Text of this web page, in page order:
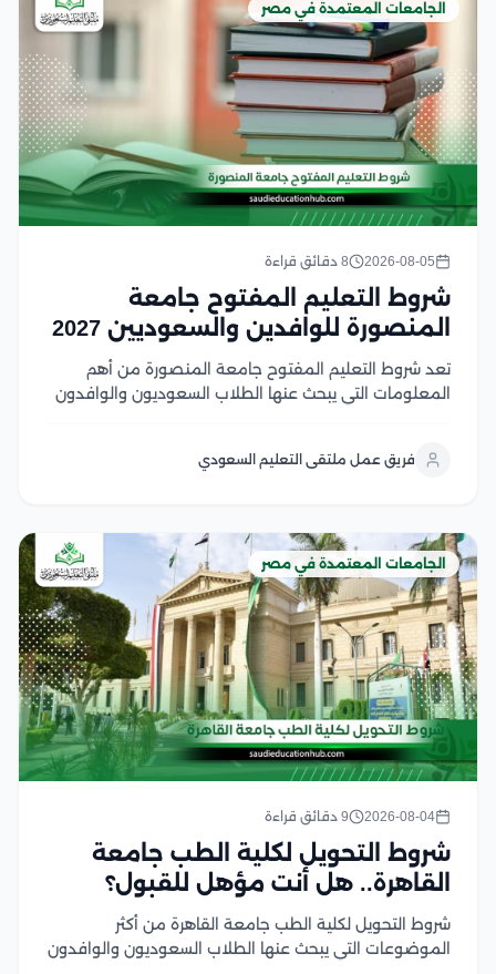
الجامعات المعتمدة في مصر
2026-08-05 8 دقائق قراءة
شروط التعليم المفتوح جامعة
المنصورة للوافدين والسعوديين 2027
تعد شروط التعليم المفتوح جامعة المنصورة من أهم
المعلومات التي يبحث عنها الطلاب السعوديون والوافدون
وفق متطلبات مناسبة للدارسين في هذا المقال سوف
فريق عمل ملتقى التعليم السعودي
الجامعات المعتمدة في مصر
2026-08-04 9 دقائق قراءة
شروط التحويل لكلية الطب جامعة
القاهرة.. هل أنت مؤهل للقبول؟
شروط التحويل لكلية الطب جامعة القاهرة من أكثر
الموضوعات التي يبحث عنها الطلاب السعوديون والوافدون